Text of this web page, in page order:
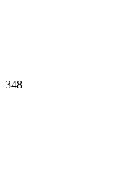
348